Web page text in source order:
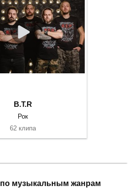
B.T.R
Рок
62 клипа
по музыкальным жанрам